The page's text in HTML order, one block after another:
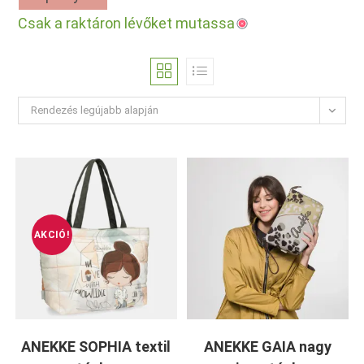
Csak a raktáron lévőket mutassa
Rendezés legújabb alapján
AKCIÓ!
ANEKKE SOPHIA textil
ANEKKE GAIA nagy